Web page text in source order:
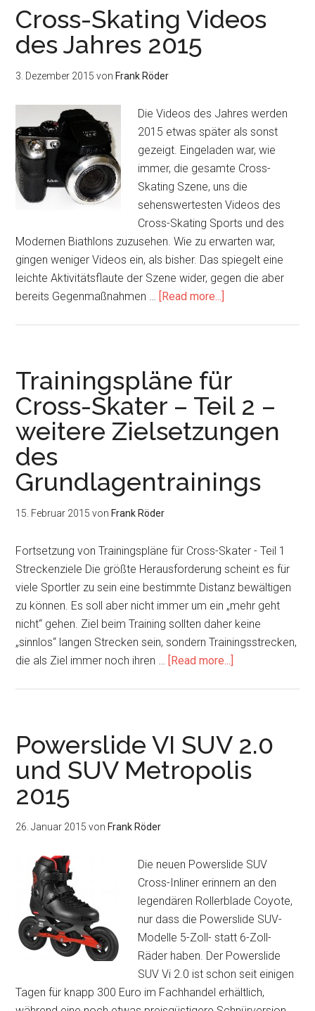
zu
Cross-Skating Videos
des Jahres 2015
3. Dezember 2015 von Frank Röder
Die Videos des Jahres werden
2015 etwas später als sonst
gezeigt. Eingeladen war, wie
immer, die gesamte Cross-
Skating Szene, uns die
sehenswertesten Videos des
Cross-Skating Sports und des
Modernen Biathlons zuzusehen. Wie zu erwarten war,
gingen weniger Videos ein, als bisher. Das spiegelt eine
leichte Aktivitätsflaute der Szene wider, gegen die aber
bereits Gegenmaßnahmen …
[Read more...]
Jahres
2015
Trainingspläne für
Cross-Skater – Teil 2 –
weitere Zielsetzungen
des
Grundlagentrainings
15. Februar 2015 von Frank Röder
Fortsetzung von Trainingspläne für Cross-Skater - Teil 1
Streckenziele Die größte Herausforderung scheint es für
viele Sportler zu sein eine bestimmte Distanz bewältigen
zu können. Es soll aber nicht immer um ein „mehr geht
nicht“ gehen. Ziel beim Training sollten daher keine
„sinnlos“ langen Strecken sein, sondern Trainingsstrecken,
die als Ziel immer noch ihren …
[Read more...]
–
Teil
des
Powerslide VI SUV 2.0
und SUV Metropolis
2015
26. Januar 2015 von Frank Röder
Die neuen Powerslide SUV
Cross-Inliner erinnern an den
legendären Rollerblade Coyote,
nur dass die Powerslide SUV-
Modelle 5-Zoll- statt 6-Zoll-
Räder haben. Der Powerslide
SUV Vi 2.0 ist schon seit einigen
Tagen für knapp 300 Euro im Fachhandel erhältlich,